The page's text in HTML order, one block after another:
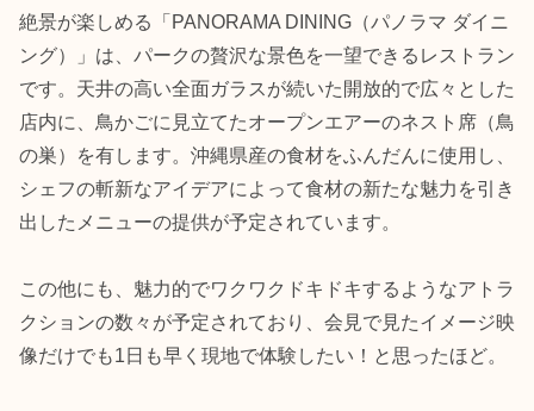
絶景が楽しめる「PANORAMA DINING（パノラマ ダイニ
ング）」は、パークの贅沢な景色を一望できるレストラン
です。天井の高い全面ガラスが続いた開放的で広々とした
店内に、鳥かごに見立てたオープンエアーのネスト席（鳥
の巣）を有します。沖縄県産の食材をふんだんに使用し、
シェフの斬新なアイデアによって食材の新たな魅力を引き
出したメニューの提供が予定されています。
この他にも、魅力的でワクワクドキドキするようなアトラ
クションの数々が予定されており、会見で見たイメージ映
像だけでも1日も早く現地で体験したい！と思ったほど。